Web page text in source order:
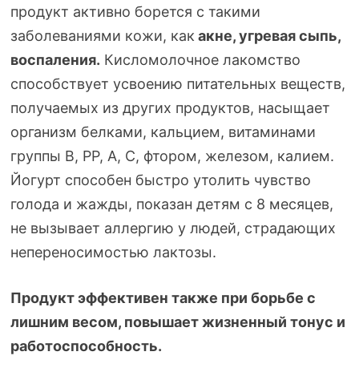
продукт активно борется с такими
заболеваниями кожи, как акне, угревая сыпь,
воспаления. Кисломолочное лакомство
способствует усвоению питательных веществ,
получаемых из других продуктов, насыщает
организм белками, кальцием, витаминами
группы В, РР, А, С, фтором, железом, калием.
Йогурт способен быстро утолить чувство
голода и жажды, показан детям с 8 месяцев,
не вызывает аллергию у людей, страдающих
непереносимостью лактозы.
Продукт эффективен также при борьбе с
лишним весом, повышает жизненный тонус и
работоспособность.